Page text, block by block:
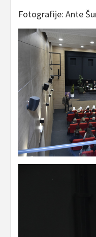
Fotografije: Ante